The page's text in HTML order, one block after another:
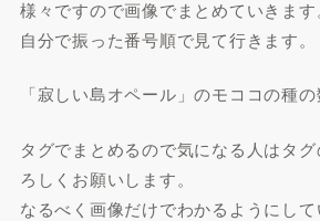
様々ですので画像でまとめていきます
自分で振った番号順で見て行きます。
「寂しい島オペール」のモココの種
タグでまとめるので気になる人はタ
ろしくお願いします。
なるべく画像だけでわかるようにして